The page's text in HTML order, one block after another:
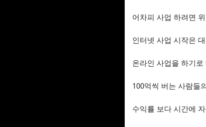
어차피 사업 하려면
인터넷 사업 시작은
온라인 사업을 하기로
100억씩 버는 사람들
수익률 보다 시간에